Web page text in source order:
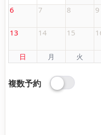
6 7 8 9
13 14 15
日 月 火
複数予約